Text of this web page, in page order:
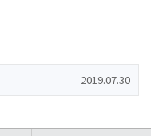
2019.07.30